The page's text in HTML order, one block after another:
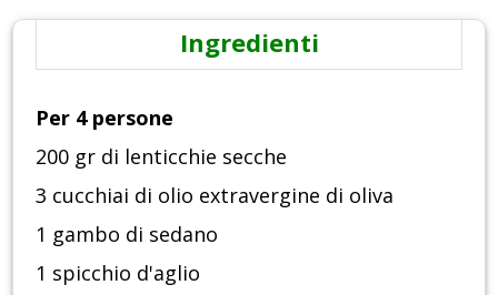
Ingredienti
Per 4 persone
200 gr di lenticchie secche
3 cucchiai di olio extravergine di oliva
1 gambo di sedano
1 spicchio d'aglio